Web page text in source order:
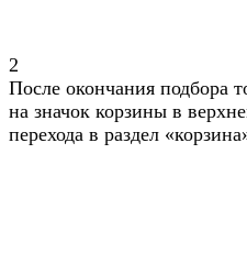
2
После окончания подбора
на значок корзины в
перехода в раздел